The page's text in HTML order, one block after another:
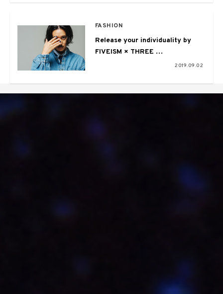
FASHION
Release your individuality by
FIVEISM × THREE
2019.09.02